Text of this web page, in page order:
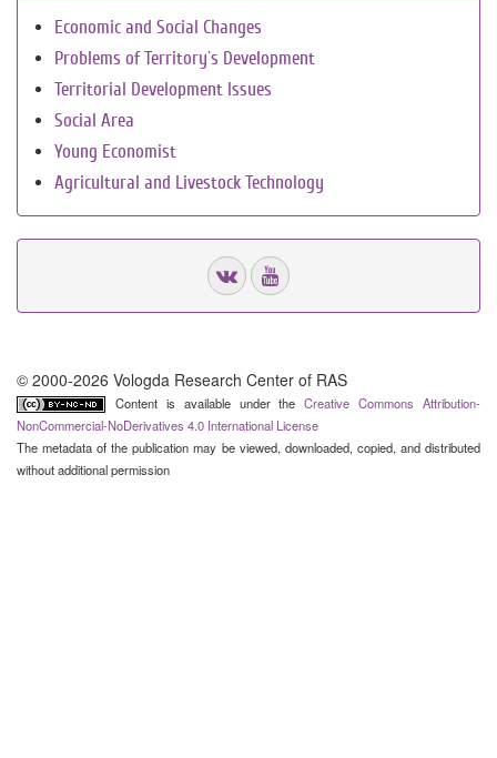
Economic and Social Changes
Problems of Territory`s Development
Territorial Development Issues
Social Area
Young Economist
Agricultural and Livestock Technology
© 2000-2026 Vologda Research Center of RAS
Content is available under theCreative Commons Attribution-
NonCommercial-NoDerivatives 4.0 International License
The metadata of the publication may be viewed, downloaded, copied, and distributed
without additional permission